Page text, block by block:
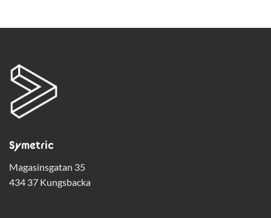
Symetric
Magasinsgatan 35
434 37 Kungsbacka